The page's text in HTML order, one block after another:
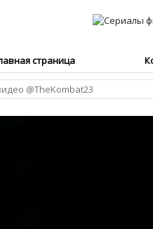
страница